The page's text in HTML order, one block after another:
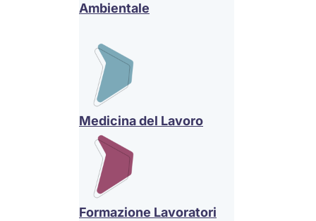
Ambientale
Medicina del Lavoro
Formazione Lavoratori